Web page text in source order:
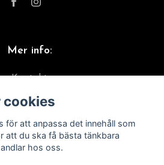
Mer info:
Kontakt
& skötselråd
Köpvillkor
cookies
för att anpassa det innehåll som
att du ska få bästa tänkbara
hos oss.